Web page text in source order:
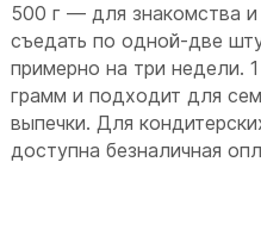
500 г — для знакомства и
съедать по одной-две
примерно на три недели.
грамм и подходит для
выпечки. Для
доступна безналичная